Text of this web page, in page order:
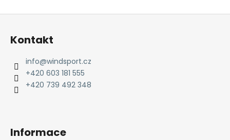
Z
Kontakt
info@windsport.cz
+420 603 181 555
+420 739 492 348
Informace